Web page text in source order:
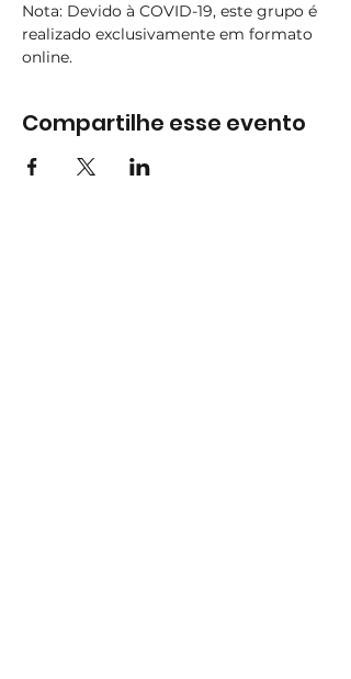
Nota: Devido à COVID-19, este grupo é
realizado exclusivamente em formato
online.
Compartilhe esse evento